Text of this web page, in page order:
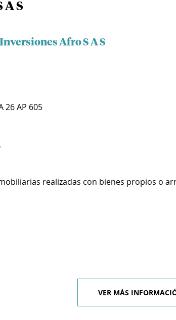
A S
Afro S A S
26 AP 605
realizadas con bienes propios o
VER MÁS